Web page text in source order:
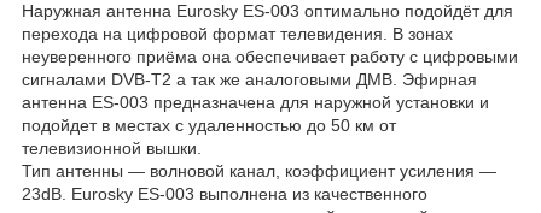
Наружная антенна Eurosky ES-003 оптимально подойдёт для
перехода на цифровой формат телевидения. В зонах
неуверенного приёма она обеспечивает работу с цифровыми
сигналами DVB-T2 а так же аналоговыми ДМВ. Эфирная
антенна ES-003 предназначена для наружной установки и
подойдет в местах с удаленностью до 50 км от
телевизионной вышки.
Тип антенны — волновой канал, коэффициент усиления —
23dB. Eurosky ES-003 выполнена из качественного